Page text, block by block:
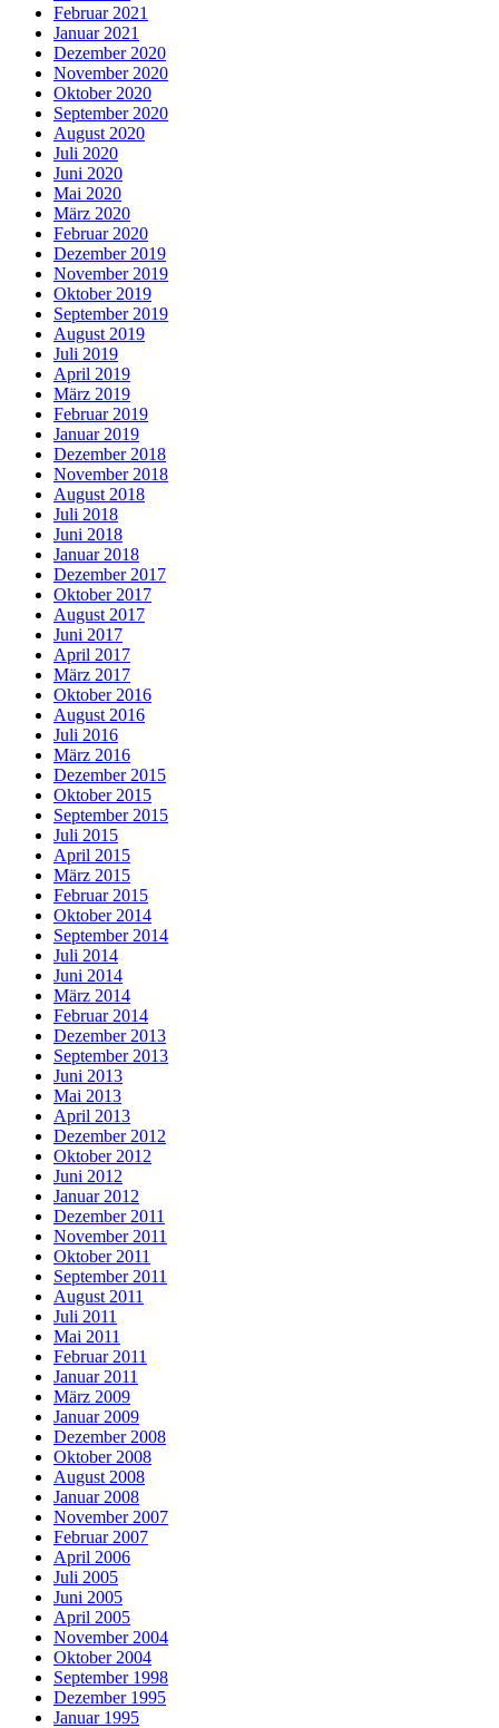
Februar 2021
Januar 2021
Dezember 2020
November 2020
Oktober 2020
September 2020
August 2020
Juli 2020
Juni 2020
Mai 2020
März 2020
Februar 2020
Dezember 2019
November 2019
Oktober 2019
September 2019
August 2019
Juli 2019
April 2019
März 2019
Februar 2019
Januar 2019
Dezember 2018
November 2018
August 2018
Juli 2018
Juni 2018
Januar 2018
Dezember 2017
Oktober 2017
August 2017
Juni 2017
April 2017
März 2017
Oktober 2016
August 2016
Juli 2016
März 2016
Dezember 2015
Oktober 2015
September 2015
Juli 2015
April 2015
März 2015
Februar 2015
Oktober 2014
September 2014
Juli 2014
Juni 2014
März 2014
Februar 2014
Dezember 2013
September 2013
Juni 2013
Mai 2013
April 2013
Dezember 2012
Oktober 2012
Juni 2012
Januar 2012
Dezember 2011
November 2011
Oktober 2011
September 2011
August 2011
Juli 2011
Mai 2011
Februar 2011
Januar 2011
März 2009
Januar 2009
Dezember 2008
Oktober 2008
August 2008
Januar 2008
November 2007
Februar 2007
April 2006
Juli 2005
Juni 2005
April 2005
November 2004
Oktober 2004
September 1998
Dezember 1995
Januar 1995